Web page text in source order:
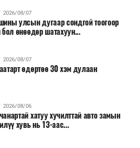
сайд Н.Учрал онцоллоо.
ерөнхийлөн захирагч нарт
зардлыг 20 хувиар бууруулах,
байх, аялал, амралт, зугаалга,
спортын арга хэмжээг зохион
төрийн албанд шинэ орон тоо бий
шилжүүлэх, төрийн албан
цахимаар ажиллуулах арга
үүрэг болголоо.
сайжирч, эдийн засгийн нөхцөл
2026/08/07
улсын дугаар сондгой тоогоор
бол өнөөдөр шатахуун...
2026/08/07
өдөртөө 30 хэм дулаан
2026/08/06
хатуу хучилттай авто замын
хувь нь 13-аас...